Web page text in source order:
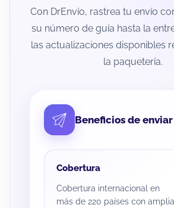
Con DrEnvío, rastrea tu envío
su número de guía hasta la
las actualizaciones disponibles
la paquetería.
Beneficios de
Cobertura
Cobertura internacional en
más de 220 países con amplia